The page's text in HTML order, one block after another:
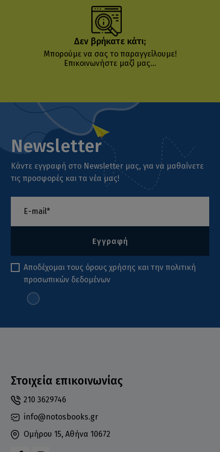
Δεν βρήκατε κάτι;
Μπορούμε να σας το παραγγείλουμε!
Επικοινωνήστε μαζί μας...
Newsletter
Κάντε εγγραφή στο Newsletter μας, για να μαθαίνετε
τις προσφορές και τα νέα μας!
Εγγραφή
Αποδέχομαι τους όρους χρήσης και τηνπολιτική
προσωπικών δεδομένων
Στοιχεία επικοινωνίας
210 3629746
info@notosbooks.gr
Ομήρου 15, Αθήνα 10672